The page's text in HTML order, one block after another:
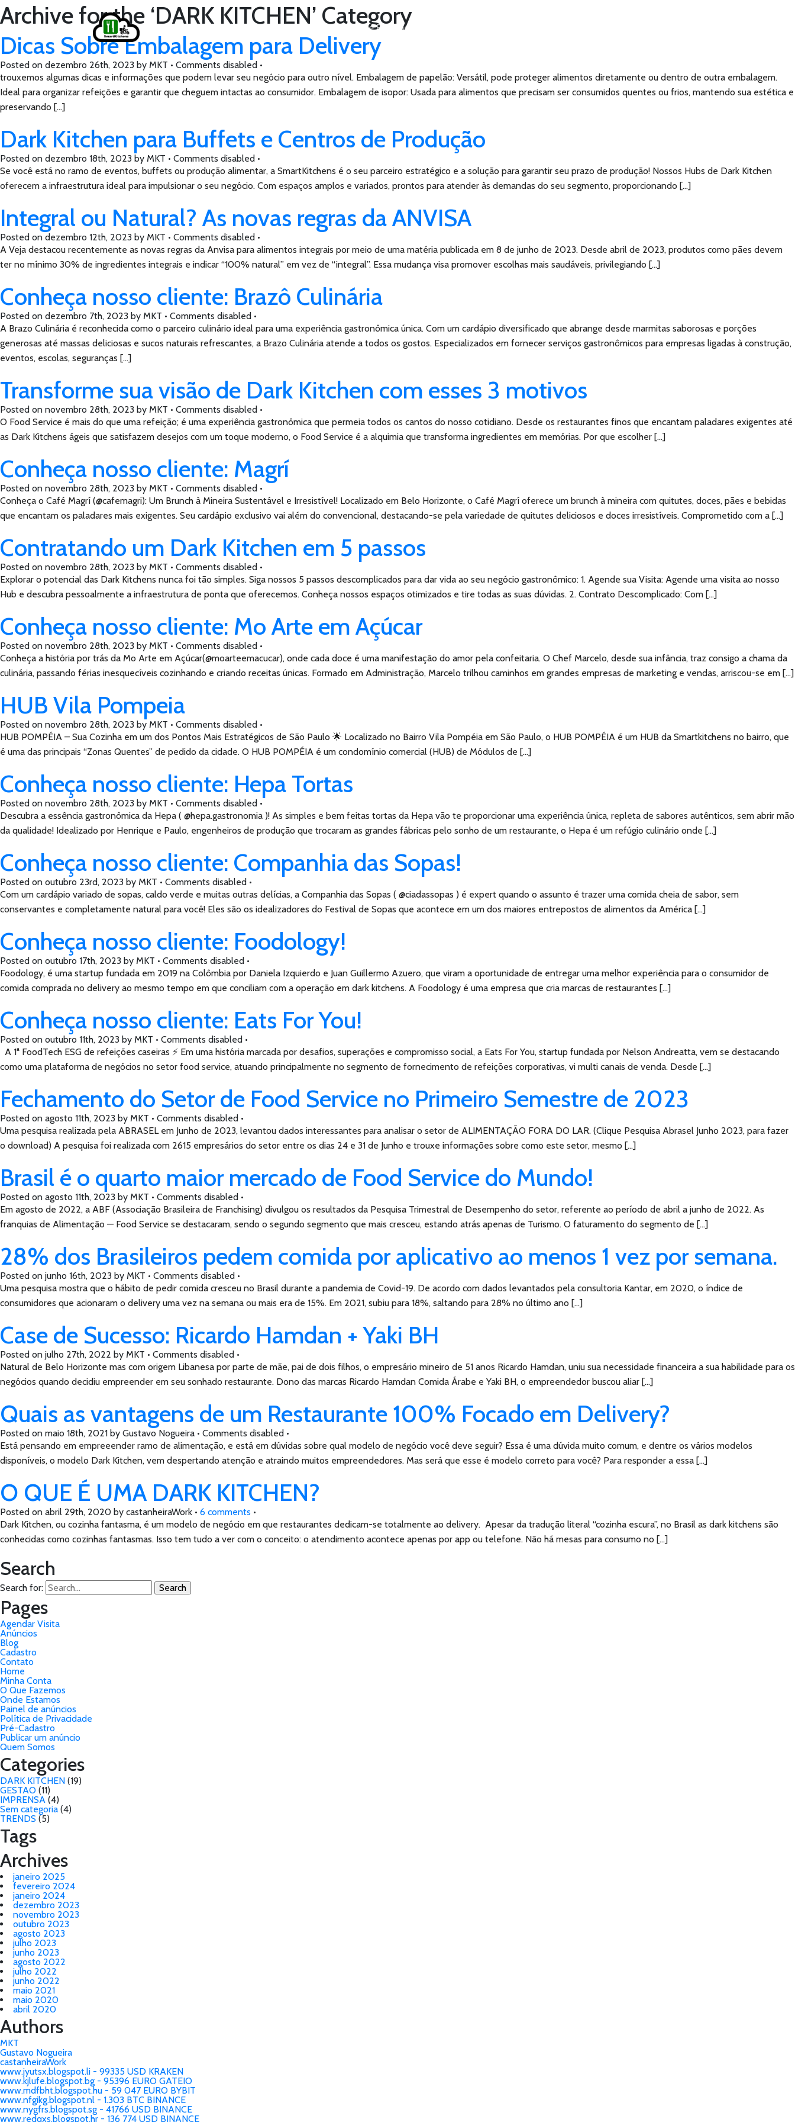
Home Quem Somos O Que Fazemos
Archive for the ‘DARK KITCHEN’ Category
Dicas Sobre Embalagem para Delivery
Posted on dezembro 26th, 2023 by MKT • Comments disabled •
trouxemos algumas dicas e informações que podem levar seu negócio para outro nível. Embalagem de papelão: Versátil, pode proteger alimentos diretamente ou dentro de outra embalagem.
Ideal para organizar refeições e garantir que cheguem intactas ao consumidor. Embalagem de isopor: Usada para alimentos que precisam ser consumidos quentes ou frios, mantendo sua estética e
preservando […]
Dark Kitchen para Buffets e Centros de Produção
Posted on dezembro 18th, 2023 by MKT • Comments disabled •
Se você está no ramo de eventos, buffets ou produção alimentar, a SmartKitchens é o seu parceiro estratégico e a solução para garantir seu prazo de produção! Nossos Hubs de Dark Kitchen
oferecem a infraestrutura ideal para impulsionar o seu negócio. Com espaços amplos e variados, prontos para atender às demandas do seu segmento, proporcionando […]
Integral ou Natural? As novas regras da ANVISA
Posted on dezembro 12th, 2023 by MKT • Comments disabled •
A Veja destacou recentemente as novas regras da Anvisa para alimentos integrais por meio de uma matéria publicada em 8 de junho de 2023. Desde abril de 2023, produtos como pães devem
ter no mínimo 30% de ingredientes integrais e indicar “100% natural” em vez de “integral”. Essa mudança visa promover escolhas mais saudáveis, privilegiando […]
Conheça nosso cliente: Brazô Culinária
Posted on dezembro 7th, 2023 by MKT • Comments disabled •
A Brazo Culinária é reconhecida como o parceiro culinário ideal para uma experiência gastronômica única. Com um cardápio diversificado que abrange desde marmitas saborosas e porções
generosas até massas deliciosas e sucos naturais refrescantes, a Brazo Culinária atende a todos os gostos. Especializados em fornecer serviços gastronômicos para empresas ligadas à construção,
eventos, escolas, seguranças […]
Transforme sua visão de Dark Kitchen com esses 3 motivos
Posted on novembro 28th, 2023 by MKT • Comments disabled •
O Food Service é mais do que uma refeição; é uma experiência gastronômica que permeia todos os cantos do nosso cotidiano. Desde os restaurantes finos que encantam paladares exigentes até
as Dark Kitchens ágeis que satisfazem desejos com um toque moderno, o Food Service é a alquimia que transforma ingredientes em memórias. Por que escolher […]
Conheça nosso cliente: Magrí
Posted on novembro 28th, 2023 by MKT • Comments disabled •
Conheça o Café Magrí (@cafemagri): Um Brunch à Mineira Sustentável e Irresistível! Localizado em Belo Horizonte, o Café Magrí oferece um brunch à mineira com quitutes, doces, pães e bebidas
que encantam os paladares mais exigentes. Seu cardápio exclusivo vai além do convencional, destacando-se pela variedade de quitutes deliciosos e doces irresistíveis. Comprometido com a […]
Contratando um Dark Kitchen em 5 passos
Posted on novembro 28th, 2023 by MKT • Comments disabled •
Explorar o potencial das Dark Kitchens nunca foi tão simples. Siga nossos 5 passos descomplicados para dar vida ao seu negócio gastronômico: 1. Agende sua Visita: Agende uma visita ao nosso
Hub e descubra pessoalmente a infraestrutura de ponta que oferecemos. Conheça nossos espaços otimizados e tire todas as suas dúvidas. 2. Contrato Descomplicado: Com […]
Conheça nosso cliente: Mo Arte em Açúcar
Posted on novembro 28th, 2023 by MKT • Comments disabled •
Conheça a história por trás da Mo Arte em Açúcar(@moarteemacucar), onde cada doce é uma manifestação do amor pela confeitaria. O Chef Marcelo, desde sua infância, traz consigo a chama da
culinária, passando férias inesquecíveis cozinhando e criando receitas únicas. Formado em Administração, Marcelo trilhou caminhos em grandes empresas de marketing e vendas, arriscou-se em […]
HUB Vila Pompeia
Posted on novembro 28th, 2023 by MKT • Comments disabled •
HUB POMPÉIA – Sua Cozinha em um dos Pontos Mais Estratégicos de São Paulo 🌟 Localizado no Bairro Vila Pompéia em São Paulo, o HUB POMPÉIA é um HUB da Smartkitchens no bairro, que
é uma das principais “Zonas Quentes” de pedido da cidade. O HUB POMPÉIA é um condomínio comercial (HUB) de Módulos de […]
Conheça nosso cliente: Hepa Tortas
Posted on novembro 28th, 2023 by MKT • Comments disabled •
Descubra a essência gastronômica da Hepa ( @hepa.gastronomia )! As simples e bem feitas tortas da Hepa vão te proporcionar uma experiência única, repleta de sabores autênticos, sem abrir mão
da qualidade! Idealizado por Henrique e Paulo, engenheiros de produção que trocaram as grandes fábricas pelo sonho de um restaurante, o Hepa é um refúgio culinário onde […]
Conheça nosso cliente: Companhia das Sopas!
Posted on outubro 23rd, 2023 by MKT • Comments disabled •
Com um cardápio variado de sopas, caldo verde e muitas outras delícias, a Companhia das Sopas ( @ciadassopas ) é expert quando o assunto é trazer uma comida cheia de sabor, sem
conservantes e completamente natural para você! Eles são os idealizadores do Festival de Sopas que acontece em um dos maiores entrepostos de alimentos da América […]
Conheça nosso cliente: Foodology!
Posted on outubro 17th, 2023 by MKT • Comments disabled •
Foodology, é uma startup fundada em 2019 na Colômbia por Daniela Izquierdo e Juan Guillermo Azuero, que viram a oportunidade de entregar uma melhor experiência para o consumidor de
comida comprada no delivery ao mesmo tempo em que conciliam com a operação em dark kitchens. A Foodology é uma empresa que cria marcas de restaurantes […]
Conheça nosso cliente: Eats For You!
Posted on outubro 11th, 2023 by MKT • Comments disabled •
A 1ª FoodTech ESG de refeições caseiras ⚡ Em uma história marcada por desafios, superações e compromisso social, a Eats For You, startup fundada por Nelson Andreatta, vem se destacando
como uma plataforma de negócios no setor food service, atuando principalmente no segmento de fornecimento de refeições corporativas, vi multi canais de venda. Desde […]
Fechamento do Setor de Food Service no Primeiro Semestre de 2023
Posted on agosto 11th, 2023 by MKT • Comments disabled •
Uma pesquisa realizada pela ABRASEL em Junho de 2023, levantou dados interessantes para analisar o setor de ALIMENTAÇÃO FORA DO LAR. (Clique Pesquisa Abrasel Junho 2023, para fazer
o download) A pesquisa foi realizada com 2615 empresários do setor entre os dias 24 e 31 de Junho e trouxe informações sobre como este setor, mesmo […]
Brasil é o quarto maior mercado de Food Service do Mundo!
Posted on agosto 11th, 2023 by MKT • Comments disabled •
Em agosto de 2022, a ABF (Associação Brasileira de Franchising) divulgou os resultados da Pesquisa Trimestral de Desempenho do setor, referente ao período de abril a junho de 2022. As
franquias de Alimentação — Food Service se destacaram, sendo o segundo segmento que mais cresceu, estando atrás apenas de Turismo. O faturamento do segmento de […]
28% dos Brasileiros pedem comida por aplicativo ao menos 1 vez por semana.
Posted on junho 16th, 2023 by MKT • Comments disabled •
Uma pesquisa mostra que o hábito de pedir comida cresceu no Brasil durante a pandemia de Covid-19. De acordo com dados levantados pela consultoria Kantar, em 2020, o índice de
consumidores que acionaram o delivery uma vez na semana ou mais era de 15%. Em 2021, subiu para 18%, saltando para 28% no último ano […]
Case de Sucesso: Ricardo Hamdan + Yaki BH
Posted on julho 27th, 2022 by MKT • Comments disabled •
Natural de Belo Horizonte mas com origem Libanesa por parte de mãe, pai de dois filhos, o empresário mineiro de 51 anos Ricardo Hamdan, uniu sua necessidade financeira a sua habilidade para os
negócios quando decidiu empreender em seu sonhado restaurante. Dono das marcas Ricardo Hamdan Comida Árabe e Yaki BH, o empreendedor buscou aliar […]
Quais as vantagens de um Restaurante 100% Focado em Delivery?
Posted on maio 18th, 2021 by Gustavo Nogueira • Comments disabled •
Está pensando em empreeender ramo de alimentação, e está em dúvidas sobre qual modelo de negócio você deve seguir? Essa é uma dúvida muito comum, e dentre os vários modelos
disponíveis, o modelo Dark Kitchen, vem despertando atenção e atraindo muitos empreendedores. Mas será que esse é modelo correto para você? Para responder a essa […]
O QUE É UMA DARK KITCHEN?
Posted on abril 29th, 2020 by castanheiraWork • 6 comments •
Dark Kitchen, ou cozinha fantasma, é um modelo de negócio em que restaurantes dedicam-se totalmente ao delivery. Apesar da tradução literal “cozinha escura”, no Brasil as dark kitchens são
conhecidas como cozinhas fantasmas. Isso tem tudo a ver com o conceito: o atendimento acontece apenas por app ou telefone. Não há mesas para consumo no […]
Search
Search for:
Pages
Agendar Visita
Anúncios
Blog
Cadastro
Contato
Home
Minha Conta
O Que Fazemos
Onde Estamos
Painel de anúncios
Política de Privacidade
Pré-Cadastro
Publicar um anúncio
Quem Somos
Categories
DARK KITCHEN (19)
GESTAO (11)
IMPRENSA (4)
Sem categoria (4)
TRENDS (5)
Tags
Archives
janeiro 2025
fevereiro 2024
janeiro 2024
dezembro 2023
novembro 2023
outubro 2023
agosto 2023
julho 2023
junho 2023
agosto 2022
julho 2022
junho 2022
maio 2021
maio 2020
abril 2020
Authors
MKT
Gustavo Nogueira
castanheiraWork
www.jyutsx.blogspot.li - 99335 USD KRAKEN
www.kjlufe.blogspot.bg - 95396 EURO GATEIO
www.mdfbht.blogspot.hu - 59 047 EURO BYBIT
www.nfgikg.blogspot.nl - 1.303 BTC BINANCE
www.nygfrs.blogspot.sg - 41766 USD BINANCE
www.redqxs.blogspot.hr - 136 774 USD BINANCE